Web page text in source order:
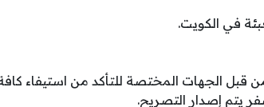
في الكويت.
قبل الجهات المختصة للتأكد من استيفاء
يتم إصدار التصريح.